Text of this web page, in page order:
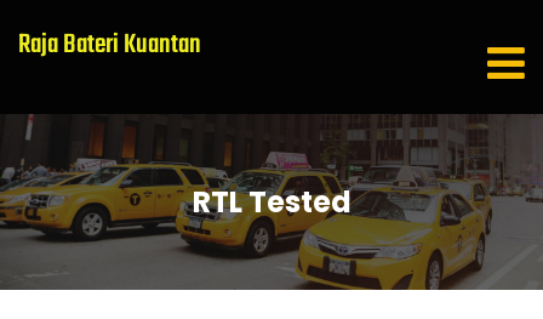
Raja Bateri Kuantan
RTL Tested